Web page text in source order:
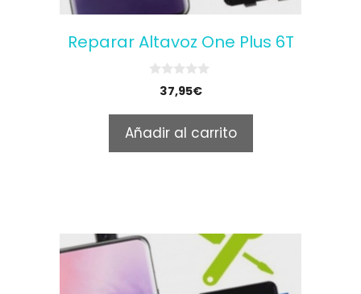
Reparar Altavoz One Plus 6T
o
f
5
37,95€
Añadir al carrito